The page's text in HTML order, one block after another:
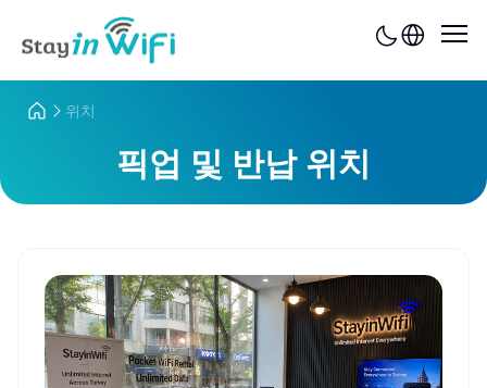
위치
픽업 및 반납 위치